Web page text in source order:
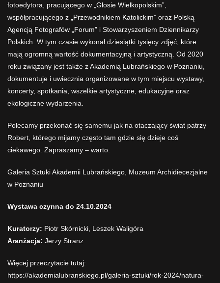
fotoedytora, pracującego w „Głosie Wielkopolskim”
współpracującego z
„Przewodnikiem Katolickim” oraz Polską
Agencją Fotografów „Forum” i Stowarzyszeniem Dziennikarzy
Polskich. W tym czasie wykonał dziesiątki tysięcy zdjęć, które
mają ogromną wartość dokumentacyjną i artystyczną. Od 2020
roku związany jest także zAkademią Lubrańskiego w Poznaniu,
dokumentuje i uwiecznia organizowane w tym miejscu wystawy,
koncerty, spotkania, wszelkie artystyczne, edukacyjne oraz
ekologiczne wydarzenia.
Polecamy przekonać się samemu jak na otaczający świat patrzy
Robert, którego mijamy często tam gdzie się dzieje coś
ciekawego. Zapraszamy – warto.
Galeria SztukiAkademii Lubrańskiego , Muzeum Archidiecezjalne
w Poznaniu
Wystawa czynna do 24.10.2024
Kuratorzy: Piotr Skórnicki, Leszek Waligóra
Aranżacja: Jerzy Stranz
Więcej przeczytacie tutaj:
https://akademialubranskiego.pl/galeria-sztuki/rok-2024/natura-